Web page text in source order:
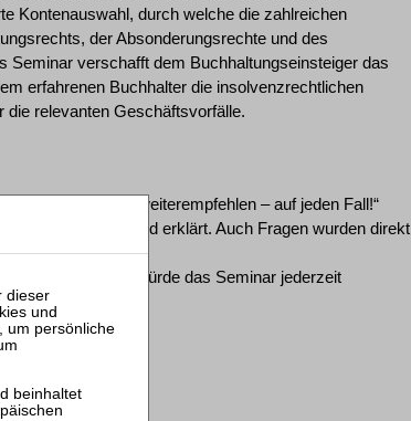
Kontenauswahl, durch welche die zahlreichen
der Absonderungsrechte und des
Seminar verschafft dem Buchhaltungseinsteiger das
erfahrenen Buchhalter die insolvenzrechtlichen
relevanten Geschäftsvorfälle.
werde ich intern weiterempfehlen – auf jeden Fall!“
wurde ausreichend erklärt. Auch Fragen wurden direkt
Toller Überblick, würde das Seminar jederzeit